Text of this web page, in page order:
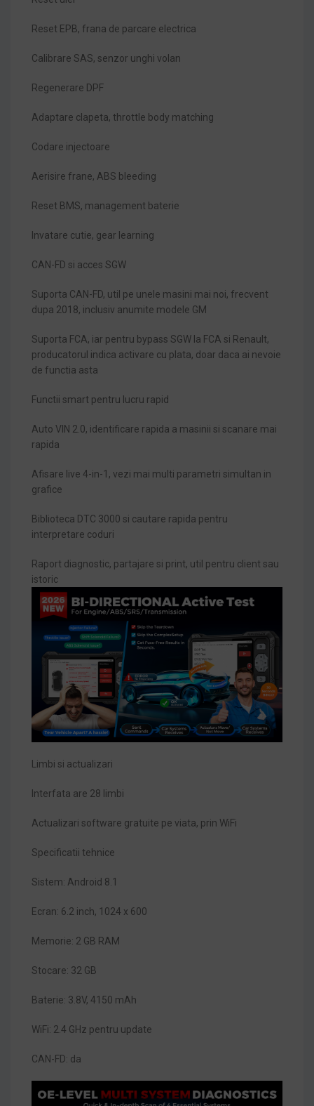
Reset EPB, frana de parcare electrica
Calibrare SAS, senzor unghi volan
Regenerare DPF
Adaptare clapeta, throttle body matching
Codare injectoare
Aerisire frane, ABS bleeding
Reset BMS, management baterie
Invatare cutie, gear learning
CAN-FD si acces SGW
Suporta CAN-FD, util pe unele masini mai noi, frecvent
dupa 2018, inclusiv anumite modele GM
Suporta FCA, iar pentru bypass SGW la FCA si Renault,
producatorul indica activare cu plata, doar daca ai nevoie
de functia asta
Functii smart pentru lucru rapid
Auto VIN 2.0, identificare rapida a masinii si scanare mai
rapida
Afisare live 4-in-1, vezi mai multi parametri simultan in
grafice
Biblioteca DTC 3000 si cautare rapida pentru
interpretare coduri
Raport diagnostic, partajare si print, util pentru client sau
istoric
Limbi si actualizari
Interfata are 28 limbi
Actualizari software gratuite pe viata, prin WiFi
Specificatii tehnice
Sistem: Android 8.1
Ecran: 6.2 inch, 1024 x 600
Memorie: 2 GB RAM
Stocare: 32 GB
Baterie: 3.8V, 4150 mAh
WiFi: 2.4 GHz pentru update
CAN-FD: da